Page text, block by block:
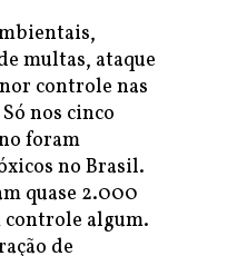
multas, ataque
controle nas
nos cinco
foram
no Brasil.
quase 2.000
algum.
de